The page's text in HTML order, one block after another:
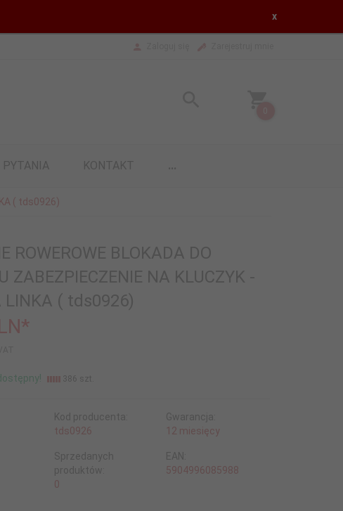
x
PYTANIA KONTAKT ...
( tds0926)
ROWEROWE BLOKADA DO
ZABEZPIECZENIE NA KLUCZYK -
LINKA ( tds0926)
386 szt.
Kod producenta:
tds0926
Gwarancja:
12 miesięcy
Sprzedanych
produktów:
0
EAN:
5904996085988